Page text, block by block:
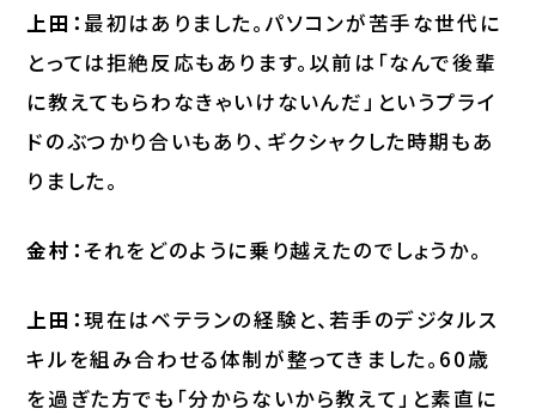
上田： 最初はありました。パソコンが苦手な世代に
とっては拒絶反応もあります。以前は「なんで後輩
に教えてもらわなきゃいけないんだ」というプライ
ドのぶつかり合いもあり、ギクシャクした時期もあ
りました。
金村： それをどのように乗り越えたのでしょうか。
上田：現在はベテランの経験と、若手のデジタルス
キルを組み合わせる体制が整ってきました。60歳
を過ぎた方でも「分からないから教えて」と素直に